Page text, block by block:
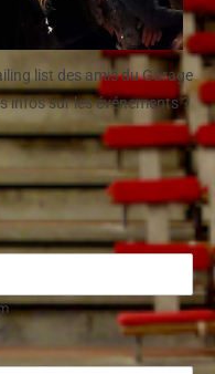
list des amis du Garage
infos sur les événements ?